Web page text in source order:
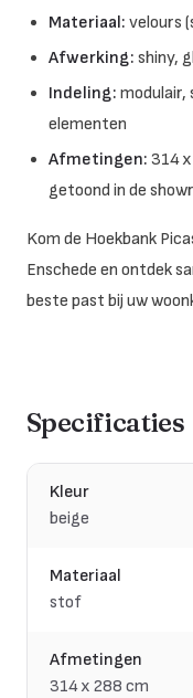
Materiaal: velours
Afwerking: shiny,
Indeling: modulair,
elementen
Afmetingen: 314
getoond in de
Kom de Hoekbank
Enschede en ontdek
beste past bij uw
Specificaties
Kleur
beige
Materiaal
stof
Afmetingen
314 x 288 cm